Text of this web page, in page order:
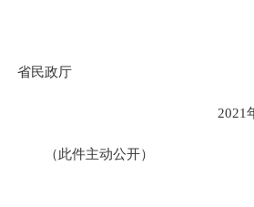
省民政厅
2021
（此件主动公开）